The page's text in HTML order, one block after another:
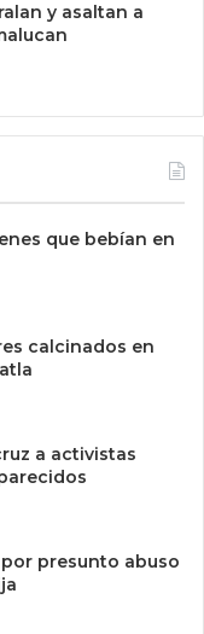
y asaltan a
que bebían en
calcinados en
a activistas
presunto abuso